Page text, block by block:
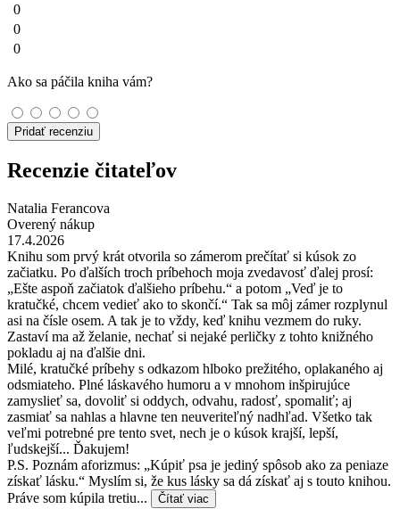
0
0
0
Ako sa páčila kniha vám?
Pridať recenziu
Recenzie čitateľov
Natalia Ferancova
Overený nákup
17.4.2026
Knihu som prvý krát otvorila so zámerom prečítať si kúsok zo
začiatku. Po ďalších troch príbehoch moja zvedavosť ďalej prosí:
„Ešte aspoň začiatok ďalšieho príbehu.“ a potom „Veď je to
kratučké, chcem vedieť ako to skončí.“ Tak sa môj zámer rozplynul
asi na čísle osem. A tak je to vždy, keď knihu vezmem do ruky.
Zastaví ma až želanie, nechať si nejaké perličky z tohto knižného
pokladu aj na ďalšie dni.
Milé, kratučké príbehy s odkazom hlboko prežitého, oplakaného aj
odsmiateho. Plné láskavého humoru a v mnohom inšpirujúce
zamyslieť sa, dovoliť si oddych, odvahu, radosť, spomaliť; aj
zasmiať sa nahlas a hlavne ten neuveriteľný nadhľad. Všetko tak
veľmi potrebné pre tento svet, nech je o kúsok krajší, lepší,
ľudskejší... Ďakujem!
P.S. Poznám aforizmus: „Kúpiť psa je jediný spôsob ako za peniaze
získať lásku.“ Myslím si, že kus lásky sa dá získať aj s touto knihou.
Práve som kúpila tretiu...
Čítať viac